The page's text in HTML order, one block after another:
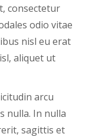
consectetur
odio vitae
nisl eu erat
aliquet ut
arcu
nulla. In nulla
sagittis et